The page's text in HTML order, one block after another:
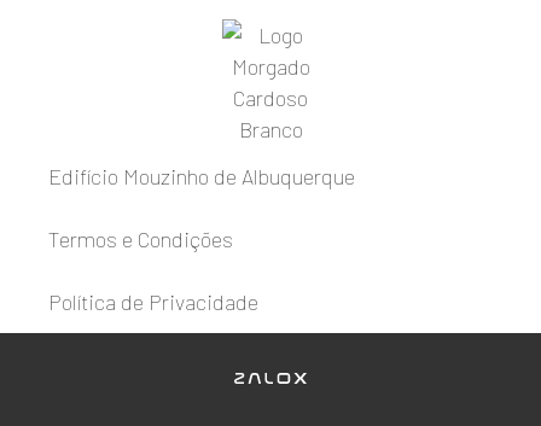
Edifício Mouzinho de Albuquerque
Termos e Condições
Política de Privacidade